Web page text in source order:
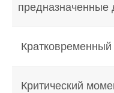
Критический